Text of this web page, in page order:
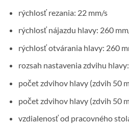
rýchlosť rezania: 22 mm/s
rýchlosť nájazdu hlavy: 260
rýchlosť otvárania hlavy: 260
rozsah nastavenia zdvihu
počet zdvihov hlavy (zdvih 50
počet zdvihov hlavy (zdvih 50
vzdialenosť od pracovného